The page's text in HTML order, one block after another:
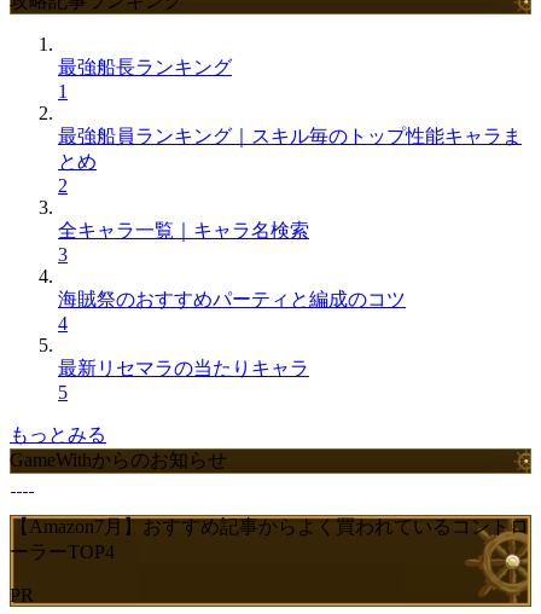
最強船長ランキング
1
最強船員ランキング｜スキル毎のトップ性能キャラま
とめ
2
全キャラ一覧｜キャラ名検索
3
海賊祭のおすすめパーティと編成のコツ
4
最新リセマラの当たりキャラ
5
もっとみる
GameWithからのお知らせ
【Amazon7月】おすすめ記事からよく買われているコントロ
ーラーTOP4
PR